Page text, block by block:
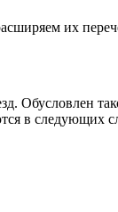
их
Обусловлен
в следующих